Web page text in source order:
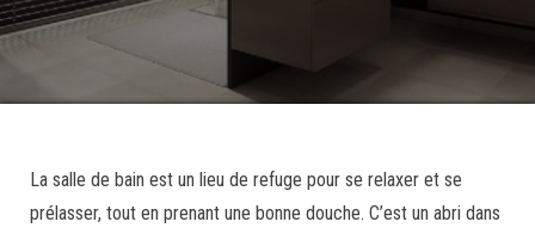
La salle de bain est un lieu de refuge pour se relaxer et se
prélasser, tout en prenant une bonne douche. C’est un abri dans